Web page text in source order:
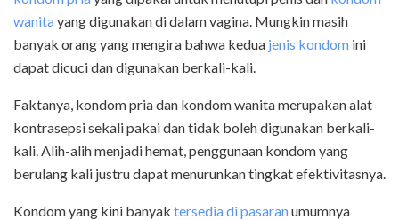
wanitayang digunakan di dalam vagina. Mungkin masih
banyak orang yang mengira bahwa kedua jenis kondom ini
dapat dicuci dan digunakan berkali-kali.
Faktanya, kondom pria dan kondom wanita merupakan alat
kontrasepsi sekali pakai dan tidak boleh digunakan berkali-
kali. Alih-alih menjadi hemat, penggunaan kondom yang
berulang kali justru dapat menurunkan tingkat efektivitasnya.
Kondom yang kini banyak tersedia di pasaranumumnya